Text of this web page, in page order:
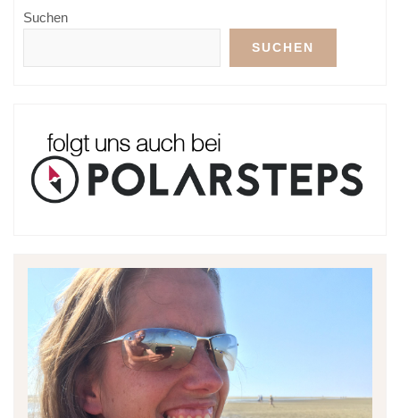
Suchen
SUCHEN